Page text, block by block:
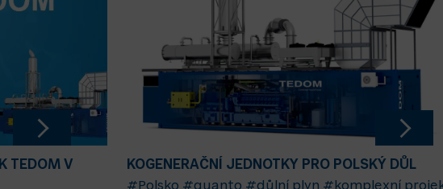
TEDOM V
KOGENERAČNÍ JEDNOTKY PRO POLSKÝ DŮL